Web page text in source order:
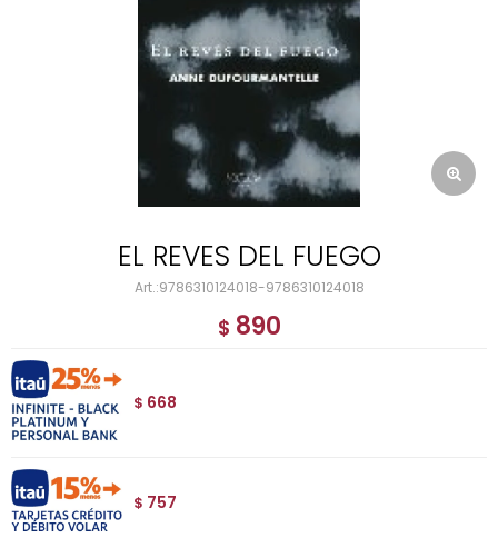
EL REVES DEL FUEGO
9786310124018-9786310124018
$ 890
$ 668
$ 757